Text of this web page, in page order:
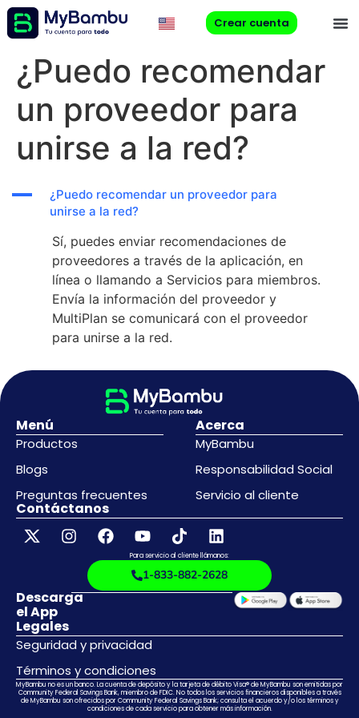
Crear cuenta
¿Puedo recomendar
un proveedor para
unirse a la red?
A
¿Puedo recomendar un proveedor para
unirse a la red?
Sí, puedes enviar recomendaciones de
proveedores a través de la aplicación, en
línea o llamando a Servicios para miembros.
Envía la información del proveedor y
MultiPlan se comunicará con el proveedor
para unirse a la red.
Menú
Productos
Blogs
Preguntas frecuentes
Acerca
MyBambu
Responsabilidad Social
Servicio al cliente
Legales
Seguridad y privacidad
Términos y condiciones
Contáctanos
Para servicio al cliente llámanos:
1-833-882-2628
Descarga
el App
MyBambu no es un banco. La cuenta de depósito y la tarjeta de débito Visa® de MyBambu son emitidas por
Community Federal Savings Bank, miembro de FDIC. No todos los servicios financieros disponibles a través
de MyBambu son ofrecidos por Community Federal Savings Bank; consulta el acuerdo y/o los términos y
condiciones de cada servicio para obtener más información.